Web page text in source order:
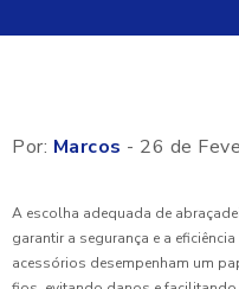
Por: Marcos - 26 de
A escolha adequada de
garantir a segurança e a
acessórios desempenham um